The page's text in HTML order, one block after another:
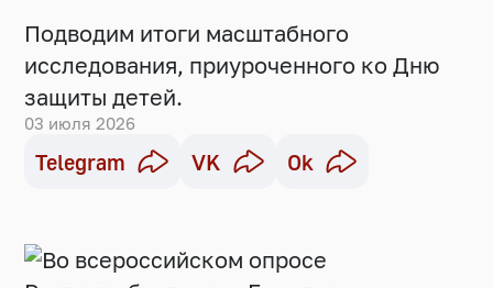
Подводим итоги масштабного
исследования, приуроченного ко Дню
защиты детей.
03 июля 2026
Telegram VK Ok